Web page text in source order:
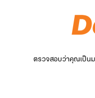
ตรวจสอบว่าคุณเป็น